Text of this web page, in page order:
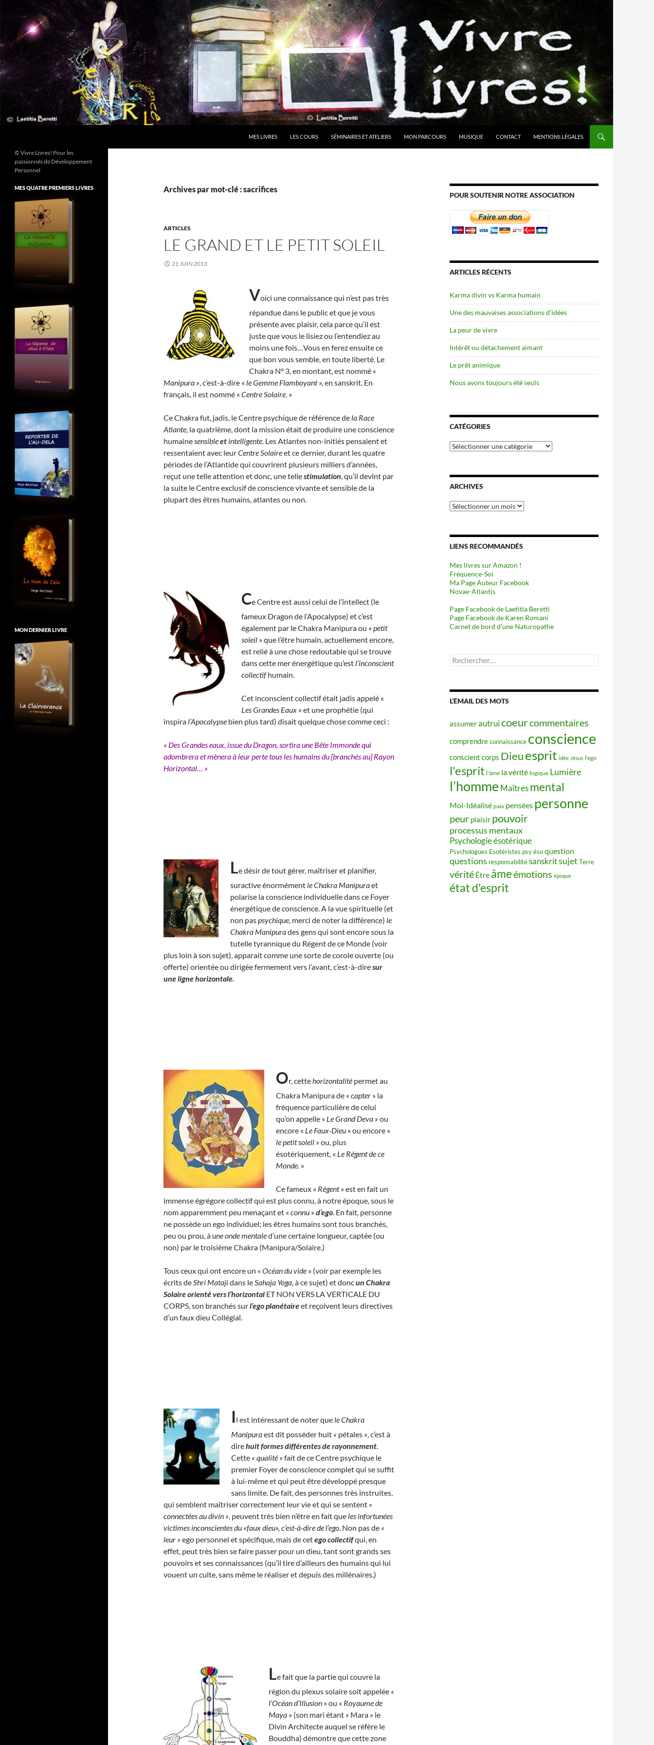
contenu
MES LIVRES LES COURS SÉMINAIRES ET ATELIERS MON PARCOURS MUSIQUE CONTACT MENTIONS LÉGALES
Archives par mot-clé : sacrifices
ARTICLES
LE GRAND ET LE PETIT SOLEIL
21 JUIN 2013
Voici une connaissance qui n’est pas très
répandue dans le public et que je vous
présente avec plaisir, cela parce qu’il est
juste que vous le lisiez ou l’entendiez au
moins une fois…Vous en ferez ensuite ce
que bon vous semble, en toute liberté. Le
Chakra N° 3, en montant, est nommé «
Manipura », c’est-à-dire « le Gemme Flamboyant», en sanskrit. En
français, il est nommé « Centre Solaire. »
Ce Chakra fut, jadis, le Centre psychique de référence de la Race
Atlante, la quatrième, dont la mission était de produire une conscience
humainesensibleet intelligente. Les Atlantes non-initiés pensaient et
ressentaient avec leurCentre Solaireet ce dernier, durant les quatre
périodes de l’Atlantide qui couvrirent plusieurs milliers d’années,
reçut une telle attention et donc, une tellestimulation, qu’il devint par
la suite le Centre exclusif de conscience vivante et sensible de la
plupart des êtres humains, atlantes ou non.
Ce Centre est aussi celui de l’intellect (le
fameux Dragon de l’Apocalypse) et c’est
également par le Chakra Manipura ou « petit
soleil » que l’être humain, actuellement encore,
est relié à une chose redoutable qui se trouve
dans cette mer énergétique qu’est l’inconscient
collectifhumain.
Cet inconscient collectif était jadis appelé «
Les Grandes Eaux » et une prophétie (qui
inspira l’Apocalypse bien plus tard) disait quelque chose comme ceci :
« Des Grandes eaux, issue du Dragon, sortira une Bête Immonde qui
adombrera et mènera à leur perte tous les humains du [branchés au] Rayon
Horizontal… »
Le désir de tout gérer, maîtriser et planifier,
suractive énormément le Chakra Manipuraet
polarise la conscience individuelle dans ce Foyer
énergétique de conscience. A la vue spirituelle (et
non paspsychique, merci de noter la différence) le
Chakra Manipurades gens qui sont encore sous la
tutelle tyrannique du Régent de ce Monde (voir
plus loin à son sujet), apparait comme une sorte de corole ouverte (ou
offerte) orientée ou dirigée fermement vers l’avant, c’est-à-diresur
une ligne horizontale.
Or, cettehorizontalité permet au
Chakra Manipura de « capter » la
fréquence particulière de celui
qu’on appelle « Le Grand Deva » ou
encore « Le Faux-Dieu » ou encore «
le petit soleil » ou, plus
ésotériquement, « Le Régent de ce
Monde. »
Ce fameux « Régent» est en fait un
immense égrégore collectif qui est plus connu, à notre époque, sous le
nom apparemment peu menaçant et « connu »d’ego. En fait, personne
ne possède un ego individuel; les êtres humains sont tous branchés,
peu ou prou, àune onde mentaled’une certaine longueur, captée (ou
non) par le troisième Chakra (Manipura/Solaire.)
Tous ceux qui ont encore un « Océan du vide » (voir par exemple les
écrits deShri Matajidans leSahaja Yoga, à ce sujet) et doncun Chakra
Solaire orienté vers l’horizontal ET NON VERS LA VERTICALE DU
CORPS, son branchés surl’ego planétaireet reçoivent leurs directives
d’un faux dieu Collégial.
Il est intéressant de noter que le Chakra
Manipuraest dit posséder huit « pétales », c’est à
direhuit formes différentes de rayonnement.
Cette « qualité » fait de ce Centre psychique le
premier Foyer de conscience complet qui se suffit
à lui-même et qui peut être développé presque
sans limite. De fait, des personnes très instruites,
qui semblent maîtriser correctement leur vie et qui se sentent «
connectées au divin », peuvent très bien n’être en fait que les infortunées
victimes inconscientes du «faux dieu», c’est-à-dire de l’ego. Non pas de «
leur » ego personnel et spécifique, mais de cetego collectifqui, en
effet, peut très bien se faire passer pour un dieu, tant sont grands ses
pouvoirs et ses connaissances (qu’il tire d’ailleurs des humains qui lui
vouent un culte, sans même le réaliser et depuis des millénaires.)
Le fait que la partie qui couvre la
région du plexus solaire soit appelée «
l’Océan d’Illusion » ou « Royaume de
Maya » (son mari étant « Mara » le
Divin Architecte auquel se réfère le
Bouddha) démontre que cette zone
POUR SOUTENIR NOTRE ASSOCIATION
ARTICLES RÉCENTS
Karma divin vs Karma humain
Une des mauvaises associations d’idées
La peur de vivre
Intérêt ou détachement aimant
Le prêt animique
Nous avons toujours été seuls
CATÉGORIES
Catégories
ARCHIVES
Archives
LIENS RECOMMANDÉS
Mes livres sur Amazon !
Fréquence-Soi
Ma Page Auteur Facebook
Novae-Atlantis
Page Facebook de Laetitia Beretti
Page Facebook de Karen Romani
Carnet de bord d’une Naturopathe
Rechercher :
L’ÉMAIL DES MOTS
assumerautruicoeurcommentaires
comprendreconnaissance conscience
conscient corps Dieuesprit idée Jésus l'ego
l'esprit l'âme la vérité logique Lumière
l’homme Maîtres mental
Moi-Idéalisé paix pensées personne
peur plaisir pouvoir
processus mentaux
Psychologie ésotérique
Psychologues Esotéristes psy ésoquestion
questions responsabilitésanskritsujet Terre
vérité Être âmeémotions époque
état d'esprit
© Vivre Livres! Pour les
passionnés de Développement
Personnel
MES QUATRE PREMIERS LIVRES
MON DERNIER LIVRE